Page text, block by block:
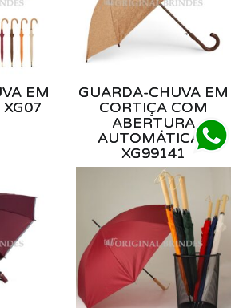
EM
XG07
GUARDA-CHUVA EM
CORTIÇA COM
ABERTURA
AUTOMÁTICA -
XG99141